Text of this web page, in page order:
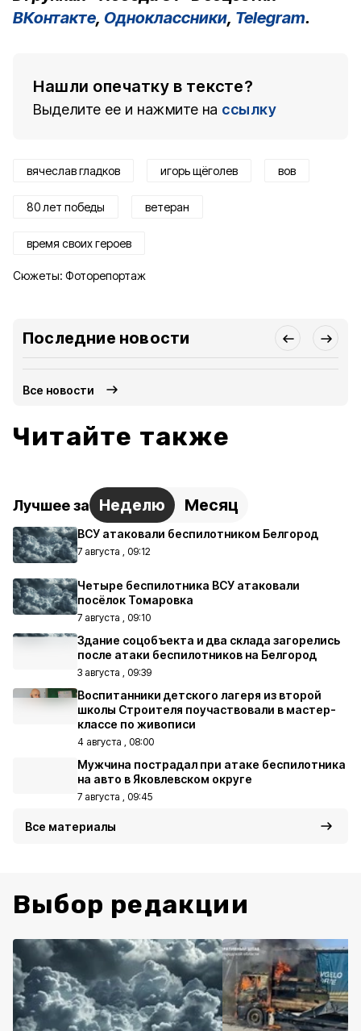
ВКонтакте, Одноклассники, Telegram.
Нашли опечатку в тексте?
Выделите ее и нажмите на ссылку
вячеслав гладков игорь щёголев вов
80 лет победы ветеран
время своих героев
Сюжеты: Фоторепортаж
Последние новости
Все новости
Читайте также
Лучшее за Неделю Месяц
ВСУ атаковали беспилотником Белгород
7 августа , 09:12
Четыре беспилотника ВСУ атаковали
посёлок Томаровка
7 августа , 09:10
Здание соцобъекта и два склада загорелись
после атаки беспилотников на Белгород
3 августа , 09:39
Воспитанники детского лагеря из второй
школы Строителя поучаствовали в мастер-
классе по живописи
4 августа , 08:00
Мужчина пострадал при атаке беспилотника
на авто в Яковлевском округе
7 августа , 09:45
Все материалы
Выбор редакции